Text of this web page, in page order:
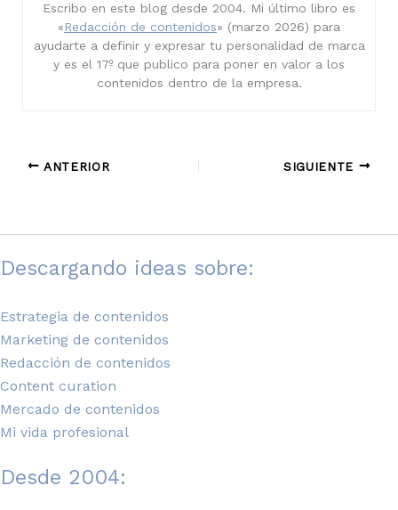
Escribo en este blog desde 2004. Mi último libro es
«Redacción de contenidos» (marzo 2026) para
ayudarte a definir y expresar tu personalidad de marca
y es el 17º que publico para poner en valor a los
contenidos dentro de la empresa.
ANTERIOR SIGUIENTE
Descargando ideas sobre:
Estrategia de contenidos
Marketing de contenidos
Redacción de contenidos
Content curation
Mercado de contenidos
Mi vida profesional
Desde 2004: